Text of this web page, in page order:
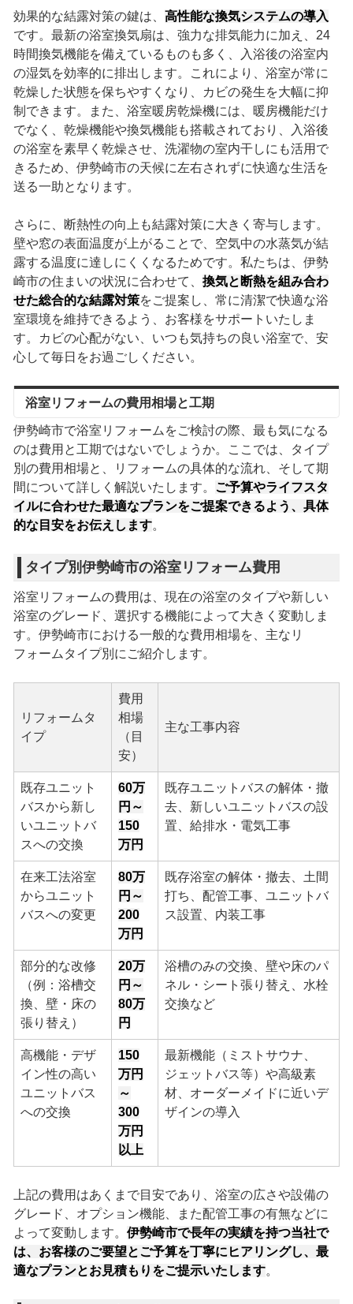
効果的な結露対策の鍵は、 高性能な換気システムの導入
です。最新の浴室換気扇は、強力な排気能力に加え、24
時間換気機能を備えているものも多く、入浴後の浴室内
の湿気を効率的に排出します。これにより、浴室が常に
乾燥した状態を保ちやすくなり、カビの発生を大幅に抑
制できます。また、浴室暖房乾燥機には、暖房機能だけ
でなく、乾燥機能や換気機能も搭載されており、入浴後
の浴室を素早く乾燥させ、洗濯物の室内干しにも活用で
きるため、伊勢崎市の天候に左右されずに快適な生活を
送る一助となります。
さらに、断熱性の向上も結露対策に大きく寄与します。
壁や窓の表面温度が上がることで、空気中の水蒸気が結
露する温度に達しにくくなるためです。私たちは、伊勢
崎市の住まいの状況に合わせて、 換気と断熱を組み合わ
せた総合的な結露対策をご提案し、常に清潔で快適な浴
室環境を維持できるよう、お客様をサポートいたしま
す。カビの心配がない、いつも気持ちの良い浴室で、安
心して毎日をお過ごしください。
浴室リフォームの費用相場と工期
伊勢崎市で浴室リフォームをご検討の際、最も気になる
のは費用と工期ではないでしょうか。ここでは、タイプ
別の費用相場と、リフォームの具体的な流れ、そして期
間について詳しく解説いたします。 ご予算やライフスタ
イルに合わせた最適なプランをご提案できるよう、具体
的な目安をお伝えします。
タイプ別伊勢崎市の浴室リフォーム費用
浴室リフォームの費用は、現在の浴室のタイプや新しい
浴室のグレード、選択する機能によって大きく変動しま
す。伊勢崎市における一般的な費用相場を、主なリ
フォームタイプ別にご紹介します。
リフォームタ
イプ
費用
相場
（目
安）
主な工事内容
既存ユニット
バスから新し
いユニットバ
スへの交換
60万
円～
150
万円
既存ユニットバスの解体・撤
去、新しいユニットバスの設
置、給排水・電気工事
在来工法浴室
からユニット
バスへの変更
80万
円～
200
万円
既存浴室の解体・撤去、土間
打ち、配管工事、ユニットバ
ス設置、内装工事
部分的な改修
（例：浴槽交
換、壁・床の
張り替え）
20万
円～
80万
円
浴槽のみの交換、壁や床のパ
ネル・シート張り替え、水栓
交換など
高機能・デザ
イン性の高い
ユニットバス
への交換
150
万円
～
300
万円
以上
最新機能（ミストサウナ、
ジェットバス等）や高級素
材、オーダーメイドに近いデ
ザインの導入
上記の費用はあくまで目安であり、浴室の広さや設備の
グレード、オプション機能、また配管工事の有無などに
よって変動します。 伊勢崎市で長年の実績を持つ当社で
は、お客様のご要望とご予算を丁寧にヒアリングし、最
適なプランとお見積もりをご提示いたします。